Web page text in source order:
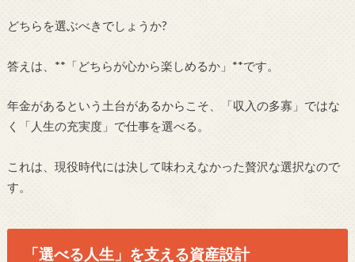
どちらを選ぶべきでしょうか?
答えは、**「どちらが心から楽しめるか」**です。
年金があるという土台があるからこそ、「収入の多寡」ではな
く「人生の充実度」で仕事を選べる。
これは、現役時代には決して味わえなかった贅沢な選択なので
す。
「選べる人生」を支える資産設計